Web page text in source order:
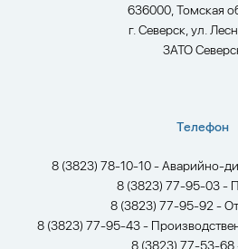
636000, Томская
г. Северск, ул.
ЗАТО
Телефон
8 (3823) 78-10-10 - Аварийно-
8 (3823) 77-95-03 -
8 (3823) 77-95-92 -
8 (3823) 77-95-43 -